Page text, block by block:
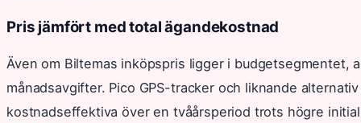
Pris jämfört med total ägandekostnad
Även om Biltemas inköpspris ligger i budgetsegmentet,
månadsavgifter. Pico GPS-tracker och liknande
kostnadseffektiva över en tvåårsperiod trots högre